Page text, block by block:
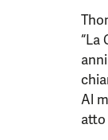
“La
Al
atto